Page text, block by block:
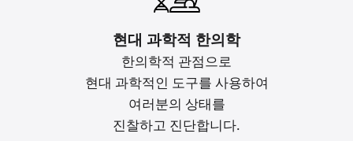
현대 과학적 한의학
한의학적 관점으로
현대 과학적인 도구를 사용하여
여러분의 상태를
진찰하고 진단합니다.